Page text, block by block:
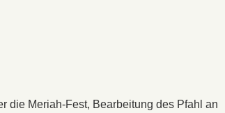
die Meriah-Fest, Bearbeitung des Pfahl an